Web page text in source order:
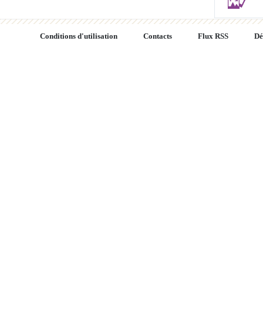
Conditions d'utilisation Contacts Flux RSS